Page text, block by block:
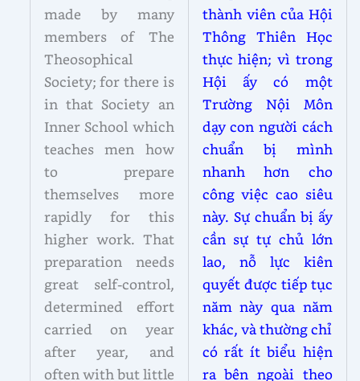
made by many
members of The
Theosophical
Society; for there is
in that Society an
Inner School which
teaches men how
to prepare
themselves more
rapidly for this
higher work. That
preparation needs
great self-control,
determined effort
carried on year
after year, and
often with but little
thành viên của Hội
Thông Thiên Học
thực hiện; vì trong
Hội ấy có một
Trường Nội Môn
dạy con người cách
chuẩn bị mình
nhanh hơn cho
công việc cao siêu
này. Sự chuẩn bị ấy
cần sự tự chủ lớn
lao, nỗ lực kiên
quyết được tiếp tục
năm này qua năm
khác, và thường chỉ
có rất ít biểu hiện
ra bên ngoài theo